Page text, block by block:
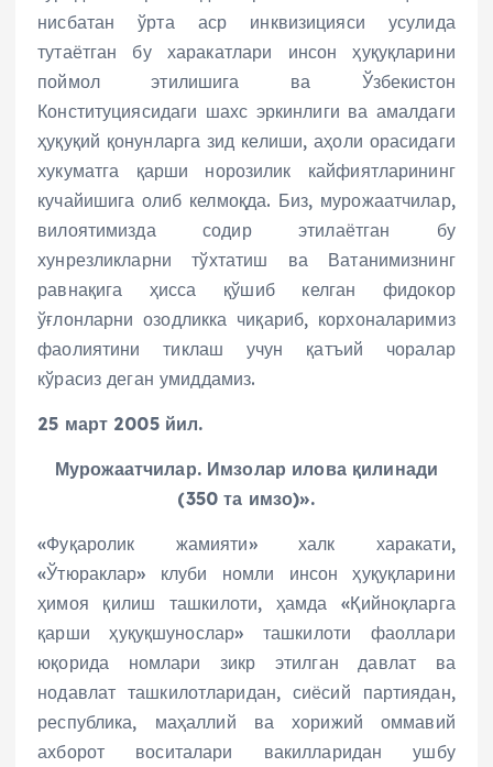
нисбатан ўрта аср инквизицияси усулида
тутаётган бу харакатлари инсон ҳуқуқларини
поймол этилишига ва Ўзбекистон
Конституциясидаги шахс эркинлиги ва амалдаги
ҳуқуқий қонунларга зид келиши, аҳоли орасидаги
хукуматга қарши норозилик кайфиятларининг
кучайишига олиб келмоқда. Биз, мурожаатчилар,
вилоятимизда содир этилаётган бу
хунрезликларни тўхтатиш ва Ватанимизнинг
равнақига ҳисса қўшиб келган фидокор
ўғлонларни озодликка чиқариб, корхоналаримиз
фаолиятини тиклаш учун қатъий чоралар
кўрасиз деган умиддамиз.
25 март 2005 йил.
Мурожаатчилар. Имзолар илова қилинади
(350 та имзо)».
«Фуқаролик жамияти» халк харакати,
«Ўтюраклар» клуби номли инсон ҳуқуқларини
ҳимоя қилиш ташкилоти, ҳамда «Қийноқларга
қарши ҳуқуқшунослар» ташкилоти фаоллари
юқорида номлари зикр этилган давлат ва
нодавлат ташкилотларидан, сиёсий партиядан,
республика, маҳаллий ва хорижий оммавий
ахборот воситалари вакилларидан ушбу